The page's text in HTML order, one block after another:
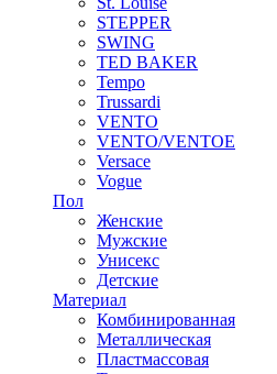
STEPPER
SWING
TED BAKER
Tempo
Trussardi
VENTO
VENTO/VENTOE
Versace
Vogue
Пол
Женские
Мужские
Унисекс
Детские
Материал
Комбинированная
Металлическая
Пластмассовая